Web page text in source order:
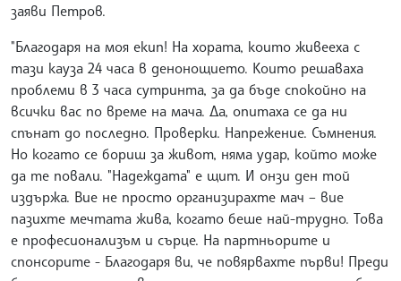
заяви Петров.
"Благодаря на моя екип! На хората, които живееха с
тази кауза 24 часа в денонощието. Които решаваха
проблеми в 3 часа сутринта, за да бъде спокойно на
всички вас по време на мача. Да, опитаха се да ни
спънат до последно. Проверки. Напрежение. Съмнения.
Но когато се бориш за живот, няма удар, който може
да те повали. "Надеждата" е щит. И онзи ден той
издържа. Вие не просто организирахте мач – вие
пазихте мечтата жива, когато беше най-трудно. Това
е професионализъм и сърце. На партньорите и
спонсорите - Благодаря ви, че повярвахте първи! Преди